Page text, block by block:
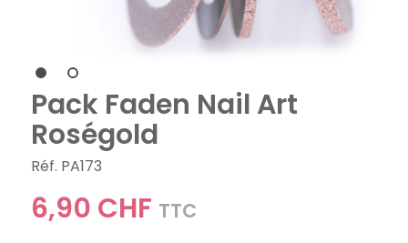
Pack Faden Nail Art
Roségold
Réf. PA173
6,90 CHF TTC